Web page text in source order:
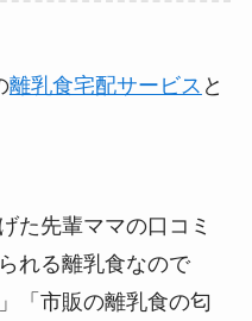
離乳食宅配サービス と
た先輩ママの口コミ
れる離乳食なので
「市販の離乳食の匂